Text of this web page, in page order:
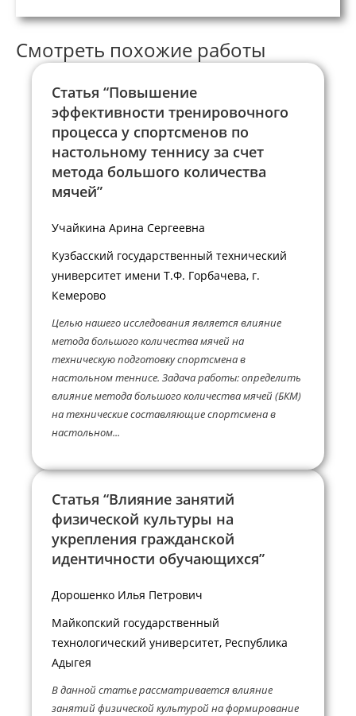
Смотреть похожие работы
Статья “Повышение
эффективности тренировочного
процесса у спортсменов по
настольному теннису за счет
метода большого количества
мячей”
Учайкина Арина Сергеевна
Кузбасский государственный технический
университет имени Т.Ф. Горбачева, г.
Кемерово
Целью нашего исследования является влияние
метода большого количества мячей на
техническую подготовку спортсмена в
настольном теннисе. Задача работы: определить
влияние метода большого количества мячей (БКМ)
на технические составляющие спортсмена в
настольном...
Статья “Влияние занятий
физической культуры на
укрепления гражданской
идентичности обучающихся”
Дорошенко Илья Петрович
Майкопский государственный
технологический университет, Республика
Адыгея
В данной статье рассматривается влияние
занятий физической культурой на формирование